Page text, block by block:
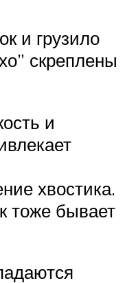
и грузило
скреплены
и
хвостика.
тоже бывает